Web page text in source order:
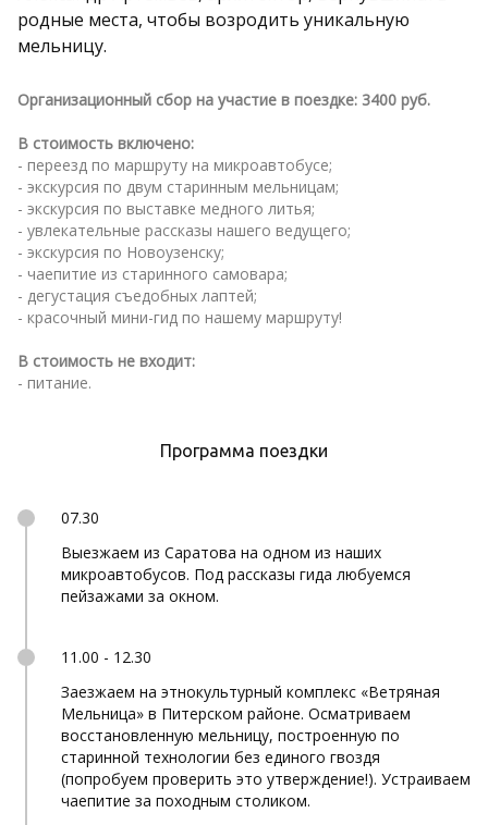
родные места, чтобы возродить уникальную
мельницу.
Организационный сбор на участие в поездке: 3400 руб.
В стоимость включено:
- переезд по маршруту на микроавтобусе;
- экскурсия по двум старинным мельницам;
- экскурсия по выставке медного литья;
- увлекательные рассказы нашего ведущего;
- экскурсия по Новоузенску;
- чаепитие из старинного самовара;
- дегустация съедобных лаптей;
- красочный мини-гид по нашему маршруту!
В стоимость не входит:
- питание.
Программа поездки
07.30
Выезжаем из Саратова на одном из наших
микроавтобусов. Под рассказы гида любуемся
пейзажами за окном.
11.00 - 12.30
Заезжаем на этнокультурный комплекс «Ветряная
Мельница» в Питерском районе. Осматриваем
восстановленную мельницу, построенную по
старинной технологии без единого гвоздя
(попробуем проверить это утверждение!). Устраиваем
чаепитие за походным столиком.